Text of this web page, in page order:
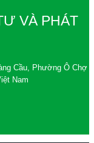
VÀ PHÁT
Cầu, Phường Ô Chợ
Nam